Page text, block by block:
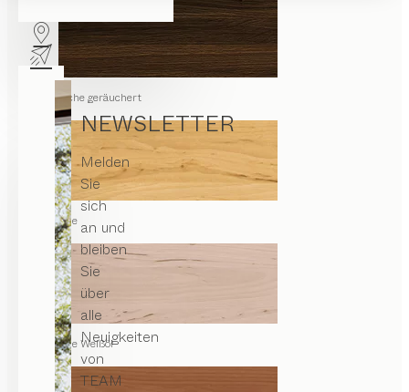
NEWSLETTER
Melden
Sie
sich
an und
bleiben
Sie
über
alle
Neuigkeiten
von
TEAM
Eiche geräuchert
Erle
Erle Weißöl